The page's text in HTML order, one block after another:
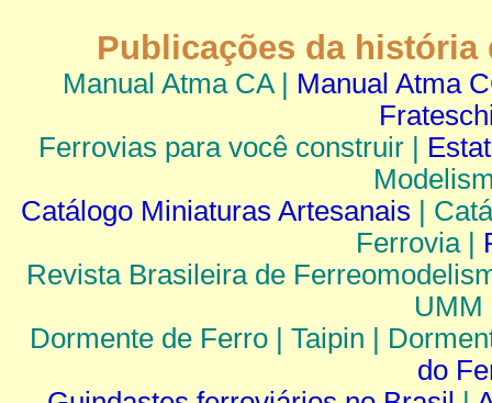
Publicações da
Manual Atma CA | Manual Atma
Ferrovias para você construir |
Catálogo Miniaturas Artesanais |
Ferrovia |
Revista Brasileira de
UMM
Dormente de Ferro | Taipin |
do